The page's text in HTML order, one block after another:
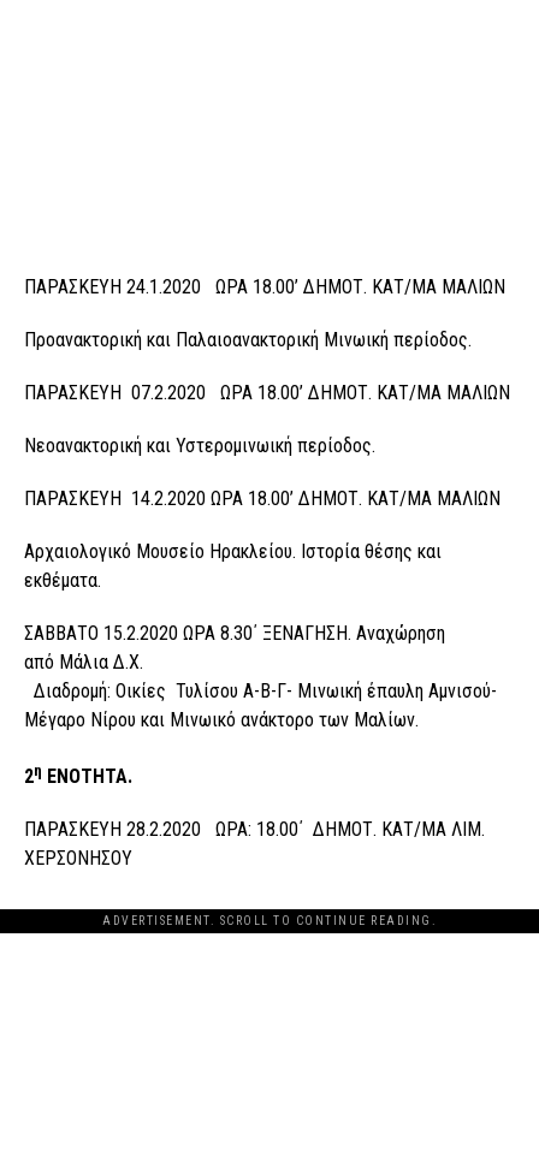
ΠΑΡΑΣΚΕΥΗ 24.1.2020 ΩΡΑ 18.00’ ΔΗΜΟΤ. ΚΑΤ/ΜΑ ΜΑΛΙΩΝ
Προανακτορική και Παλαιοανακτορική Μινωική περίοδος.
ΠΑΡΑΣΚΕΥΗ 07.2.2020 ΩΡΑ 18.00’ ΔΗΜΟΤ. ΚΑΤ/ΜΑ ΜΑΛΙΩΝ
Νεοανακτορική και Υστερομινωική περίοδος.
ΠΑΡΑΣΚΕΥΗ 14.2.2020 ΩΡΑ 18.00’ ΔΗΜΟΤ. ΚΑΤ/ΜΑ ΜΑΛΙΩΝ
Αρχαιολογικό Μουσείο Ηρακλείου. Ιστορία θέσης και
εκθέματα.
ΣΑΒΒΑΤΟ 15.2.2020 ΩΡΑ 8.30΄ ΞΕΝΑΓΗΣΗ. Αναχώρηση
από Μάλια Δ.Χ.
Διαδρομή: Οικίες Τυλίσου Α-Β-Γ- Μινωική έπαυλη Αμνισού-
Μέγαρο Νίρου και Μινωικό ανάκτορο των Μαλίων.
2η ΕΝΟΤΗΤΑ.
ΠΑΡΑΣΚΕΥΗ 28.2.2020 ΩΡΑ: 18.00΄ ΔΗΜΟΤ. ΚΑΤ/ΜΑ ΛΙΜ.
ΧΕΡΣΟΝΗΣΟΥ
ADVERTISEMENT. SCROLL TO CONTINUE READING.